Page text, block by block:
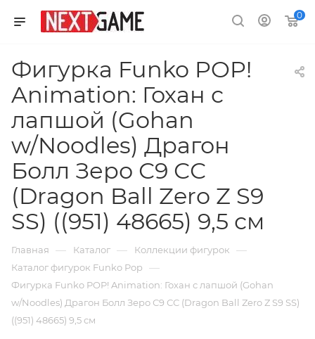
0
Фигурка Funko POP!
Animation: Гохан с
лапшой (Gohan
w/Noodles) Драгон
Болл Зеро С9 СС
(Dragon Ball Zero Z S9
SS) ((951) 48665) 9,5 см
Главная — Каталог — Коллекции фигурок —
Каталог фигурок Funko Pop —
Фигурка Funko POP! Animation: Гохан с лапшой (Gohan
w/Noodles) Драгон Болл Зеро С9 СС (Dragon Ball Zero Z S9 SS)
((951) 48665) 9,5 см